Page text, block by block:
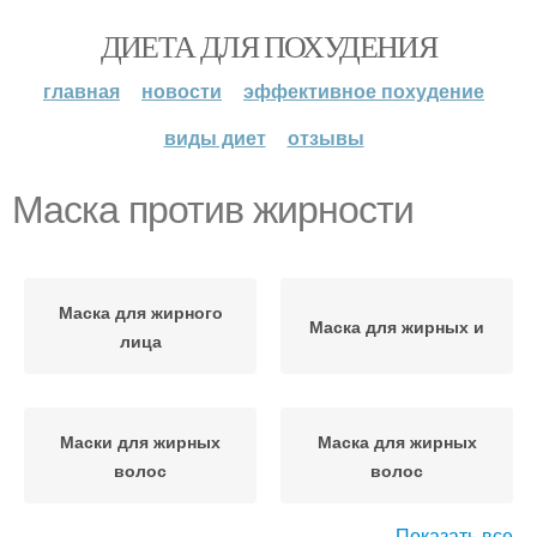
ДИЕТА ДЛЯ ПОХУДЕНИЯ
главная новости
эффективное похудение
виды диет
отзывы
Маска против жирности
Маска для жирного
лица
Маска для жирных и
Маски для жирных
волос
Маска для жирных
волос